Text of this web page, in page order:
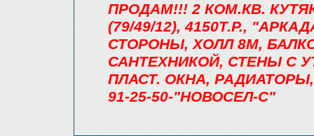
ПРОДАМ!!! 2 КОМ.КВ.
(79/49/12), 4150Т.Р.,
СТОРОНЫ, ХОЛЛ 8М,
САНТЕХНИКОЙ, СТЕНЫ С
ПЛАСТ. ОКНА,
91-25-50-"НОВОСЕЛ-С"